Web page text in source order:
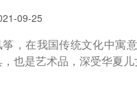
09-25
筝，在我国传统文化中寓
也是艺术品，深受华夏